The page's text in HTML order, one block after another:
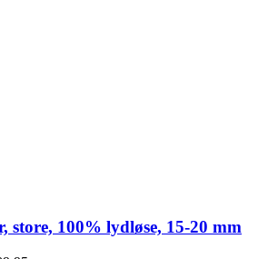
store, 100% lydløse, 15-20 mm